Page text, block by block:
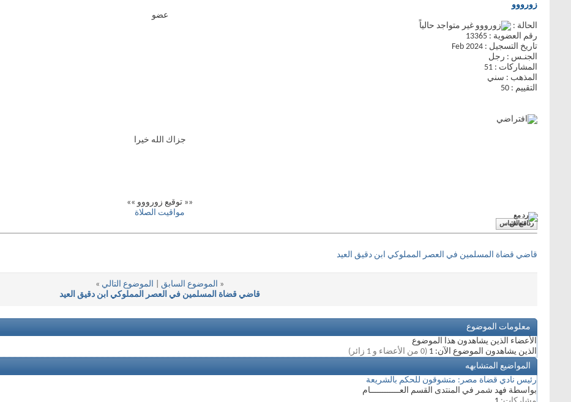
زورووو
عضو
الحالة :
رقم العضوية : 13365
تاريخ التسجيل : Feb 2024
الجنـس : رجل
المشاركات : 51
المذهب : سني
التقييم : 50
جزاك الله خيرا
«« توقيع زورووو »»
مواقيت الصلاة
رد مع اقتباس
قاضي قضاة المسلمين في العصر المملوكي ابن دقيق العيد
« الموضوع السابق الموضوع التالي »
قاضي قضاة المسلمين في العصر المملوكي ابن دقيق العيد
معلومات الموضوع
الأعضاء الذين يشاهدون هذا الموضوع
الذين يشاهدون الموضوع الآن: 1
(0 من الأعضاء و 1 زائر)
المواضيع المتشابهه
رئيس نادي قضاة مصر: متشوقون للحكم بالشريعة
بواسطة فهد شمر في المنتدى القسم العــــــــــــام